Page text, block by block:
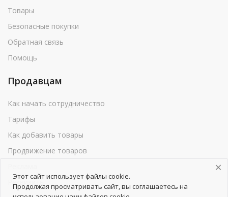
Товары
Безопасные покупки
Обратная связь
Помощь
Продавцам
Как начать сотрудничество
Тарифы
Как добавить товары
Продвижение товаров
Реквизиты
Этот сайт использует файлы cookie.
Продолжая просматривать сайт, вы соглашаетесь на